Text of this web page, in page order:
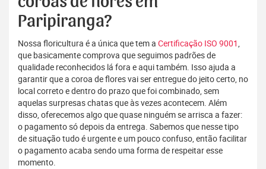
Paripiranga?
Nossa floricultura é a única que tem a Certificação ISO 9001,
que basicamente comprova que seguimos padrões de
qualidade reconhecidos lá fora e aqui também. Isso ajuda a
garantir que a coroa de flores vai ser entregue do jeito certo, no
local correto e dentro do prazo que foi combinado, sem
aquelas surpresas chatas que às vezes acontecem. Além
disso, oferecemos algo que quase ninguém se arrisca a fazer:
o pagamento só depois da entrega. Sabemos que nesse tipo
de situação tudo é urgente e um pouco confuso, então facilitar
o pagamento acaba sendo uma forma de respeitar esse
momento.